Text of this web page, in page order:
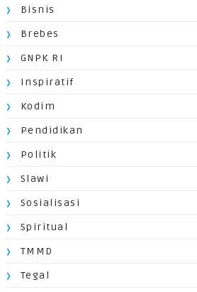
Bisnis
Brebes
GNPK RI
Inspiratif
Kodim
Pendidikan
Politik
Slawi
Sosialisasi
Spiritual
TMMD
Tegal